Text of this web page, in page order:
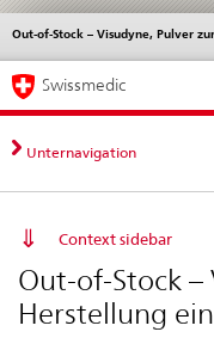
Direktnavigation
News,
Kontakt
News & Updates
Out-of-Stock – Visudyne, Pulver
Sprachwahl
Service
Hauptnavigation
Swissmedic
Unternavigation
Context sidebar
Out-of-Stock –
Herstellung